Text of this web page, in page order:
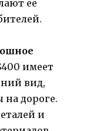
ее
имеет
вид,
на дороге.
и